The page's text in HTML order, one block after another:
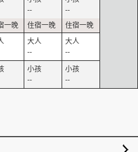
--
--
--
--
--
--